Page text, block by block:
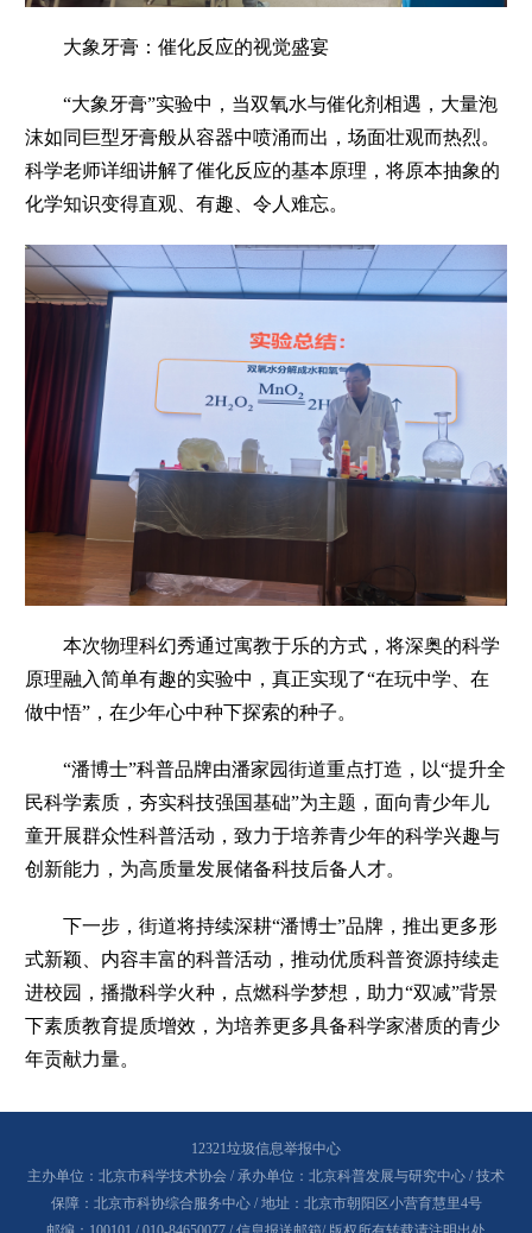
大象牙膏：催化反应的视觉盛宴
“大象牙膏”实验中，当双氧水与催化剂相遇，大量泡
沫如同巨型牙膏般从容器中喷涌而出，场面壮观而热烈。
科学老师详细讲解了催化反应的基本原理，将原本抽象的
化学知识变得直观、有趣、令人难忘。
本次物理科幻秀通过寓教于乐的方式，将深奥的科学
原理融入简单有趣的实验中，真正实现了“在玩中学、在
做中悟”，在少年心中种下探索的种子。
“潘博士”科普品牌由潘家园街道重点打造，以“提升全
民科学素质，夯实科技强国基础”为主题，面向青少年儿
童开展群众性科普活动，致力于培养青少年的科学兴趣与
创新能力，为高质量发展储备科技后备人才。
下一步，街道将持续深耕“潘博士”品牌，推出更多形
式新颖、内容丰富的科普活动，推动优质科普资源持续走
进校园，播撒科学火种，点燃科学梦想，助力“双减”背景
下素质教育提质增效，为培养更多具备科学家潜质的青少
年贡献力量。
12321垃圾信息举报中心
主办单位：北京市科学技术协会 / 承办单位：北京科普发展与研究中心 / 技术
保障：北京市科协综合服务中心 / 地址：北京市朝阳区小营育慧里4号